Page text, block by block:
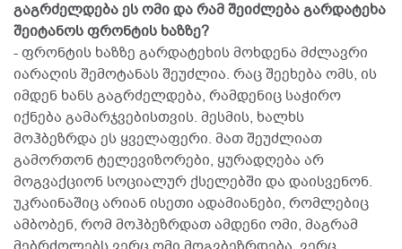
გაგრძელდება ეს ომი და რამ შეიძლება გარდატეხა
შეიტანოს ფრონტის ხაზზე?
- ფრონტის ხაზზე გარდატეხის მოხდენა მძლავრი
იარაღის შემოტანას შეუძლია. რაც შეეხება ომს, ის
იმდენ ხანს გაგრძელდება, რამდენიც საჭირო
იქნება გამარჯვებისთვის. მესმის, ხალხს
მოჰბეზრდა ეს ყველაფერი. მათ შეუძლიათ
გამორთონ ტელევიზორები, ყურადღება არ
მოგვაქციონ სოციალურ ქსელებში და დაისვენონ.
უკრაინაშიც არიან ისეთი ადამიანები, რომლებიც
ამბობენ, რომ მოჰბეზრდათ ამდენი ომი, მაგრამ